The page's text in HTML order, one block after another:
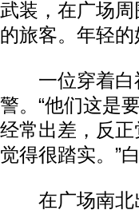
武装，在广场
的旅客。年轻
一位穿着白
警。“他们这是
经常出差，反
觉得很踏实。”
在广场南北出